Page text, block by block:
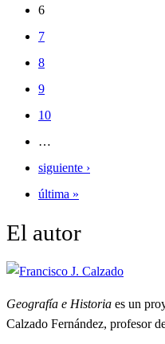
6
7
8
9
10
…
siguiente ›
última »
El autor
Geografía e Historia es un
Calzado Fernández, profesor